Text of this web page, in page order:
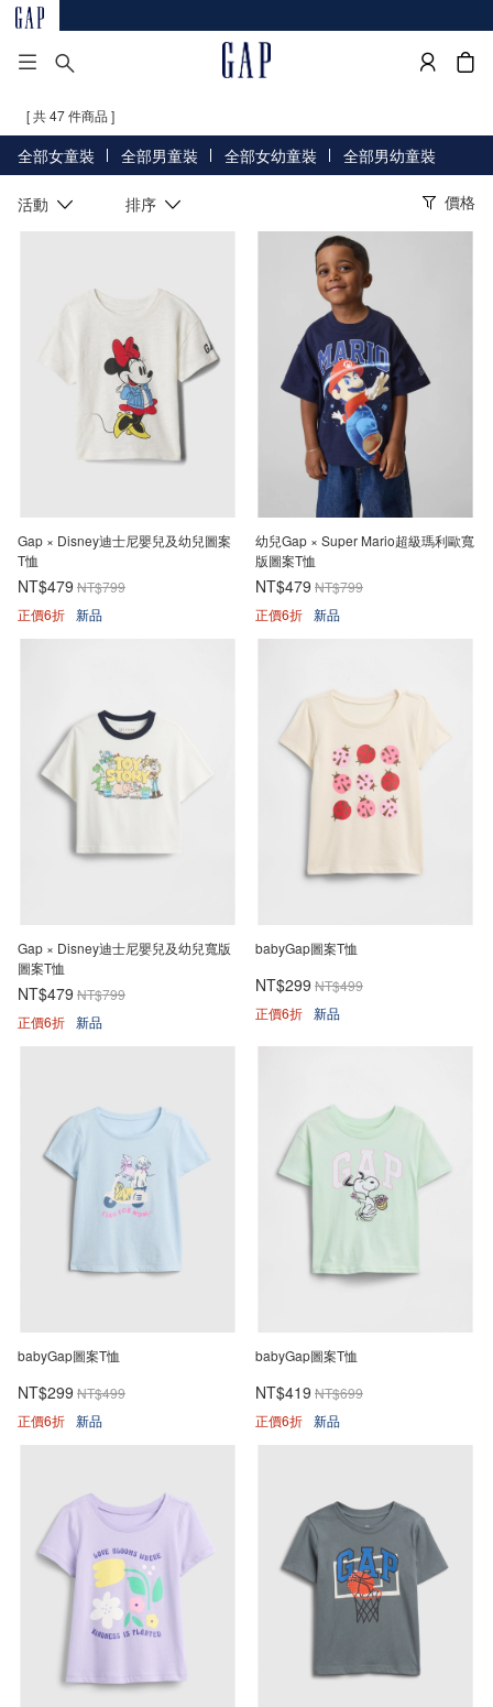
[ 共 47 件商品 ]
全部女童裝 全部男童裝 全部女幼童裝 全部男幼童裝
活動 排序 價格
Gap × Disney迪士尼嬰兒及幼兒圖案
T恤
NT$479 NT$799
正價6折 新品
幼兒Gap × Super Mario超級瑪利歐寬
版圖案T恤
NT$479 NT$799
正價6折 新品
Gap × Disney迪士尼嬰兒及幼兒寬版
圖案T恤
NT$479 NT$799
正價6折 新品
babyGap圖案T恤
NT$299 NT$499
正價6折 新品
babyGap圖案T恤
NT$299 NT$499
正價6折 新品
babyGap圖案T恤
NT$419 NT$699
正價6折 新品